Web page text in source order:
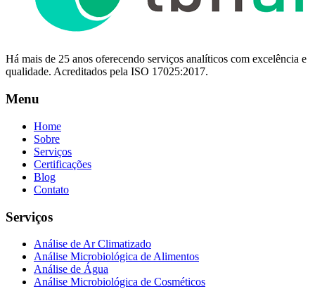
Há mais de 25 anos oferecendo serviços analíticos com excelência e
qualidade. Acreditados pela ISO 17025:2017.
Menu
Home
Sobre
Serviços
Certificações
Blog
Contato
Serviços
Análise de Ar Climatizado
Análise Microbiológica de Alimentos
Análise de Água
Análise Microbiológica de Cosméticos